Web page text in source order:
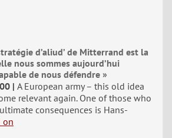
d’aliud’ de Mitterrand est la
nous sommes aujourd’hui
de nous défendre »
A European army – this old idea
relevant again. One of those who
consequences is Hans-
on